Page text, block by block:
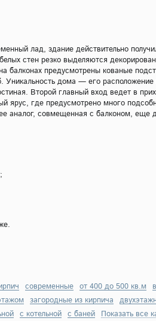
лад, здание действительно
стен резко выделяются
балконах предусмотрены кованые
дома — его
Второй главный вход ведет в
ярус, где предусмотрено много
аналог, совмещенная с балконом, еще
современные от 400 до 500 кв.м
загородные из кирпича
с котельной с баней Показать все